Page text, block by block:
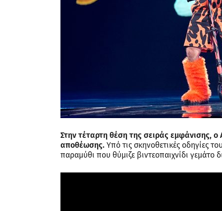
Στην τέταρτη θέση της σειράς εμφάνισης,
αποθέωσης. Υπό τις σκηνοθετικές οδηγίες
παραμύθι που θύμιζε βιντεοπαιχνίδι γεμάτο